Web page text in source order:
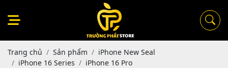
Trang chủ Sản phẩm
iPhone New Seal
iPhone 16 Series
iPhone 16 Pro